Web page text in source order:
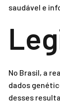
saudável e
No Brasil, a
dados
desses